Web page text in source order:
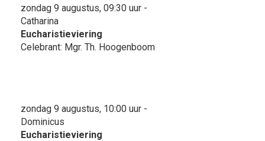
zondag 9 augustus, 09:30 uur -
Catharina
Eucharistieviering
Celebrant: Mgr. Th. Hoogenboom
zondag 9 augustus, 10:00 uur -
Dominicus
Eucharistieviering